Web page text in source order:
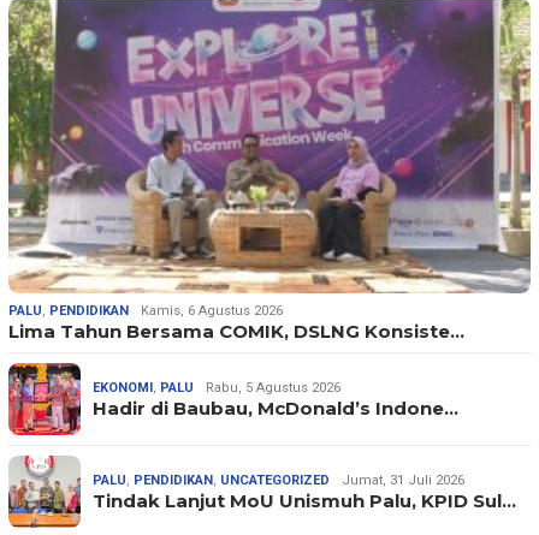
PALU, PENDIDIKAN Kamis, 6 Agustus 2026
Lima Tahun Bersama COMIK, DSLNG Konsiste…
EKONOMI , PALU Rabu, 5 Agustus 2026
Hadir di Baubau, McDonald’s Indone…
PALU, PENDIDIKAN , UNCATEGORIZED Jumat, 31 Juli 2026
Tindak Lanjut MoU Unismuh Palu, KPID Sul…